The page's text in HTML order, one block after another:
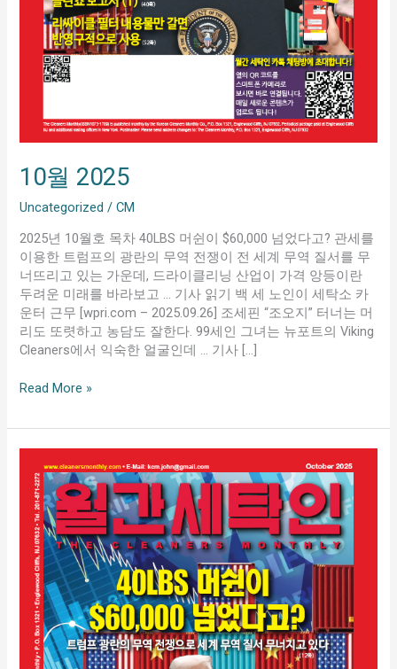
10월 2025
Uncategorized /CM
2025년 10월호 목차 40LBS 머쉰이 $60,000 넘었다고? 관세를
이용한 트럼프의 광란의 무역 전쟁이 전 세계 무역 질서를 무
너뜨리고 있는 가운데, 드라이클리닝 산업이 가격 앙등이란
두려운 미래를 바라보고 … 기사 읽기 백 세 노인이 세탁소 카
운터 근무 [wpri.com – 2025.09.26] 조세핀 “조오지” 터너는 머
리도 또렷하고 농담도 잘한다. 99세인 그녀는 뉴포트의 Viking
Cleaners에서 익숙한 얼굴인데 … 기사 […]
Read More »
2025